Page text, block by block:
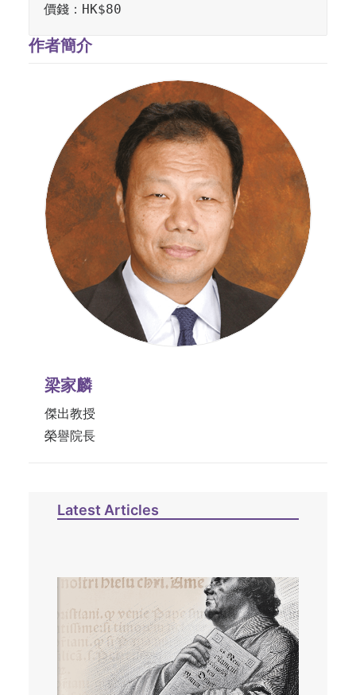
價錢：HK$80
作者簡介
梁家麟
傑出教授
榮譽院長
Latest Articles